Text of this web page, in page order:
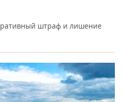
штраф и лишение